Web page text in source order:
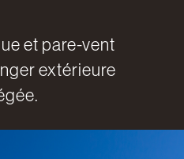
et pare-vent
extérieure